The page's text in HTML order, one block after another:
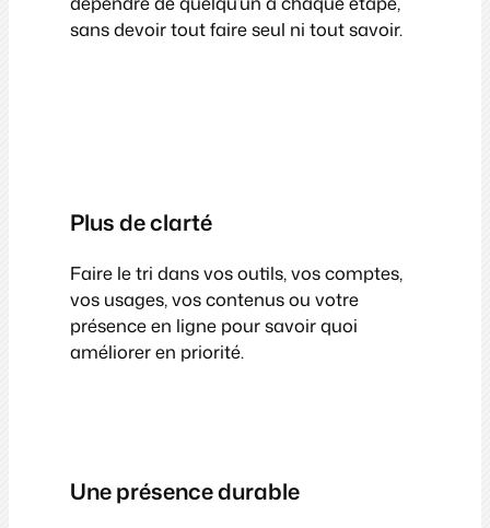
sans devoir tout faire seul ni tout savoir.
Plus de clarté
Faire le tri dans vos outils, vos comptes,
vos usages, vos contenus ou votre
présence en ligne pour savoir quoi
améliorer en priorité.
Une présence durable